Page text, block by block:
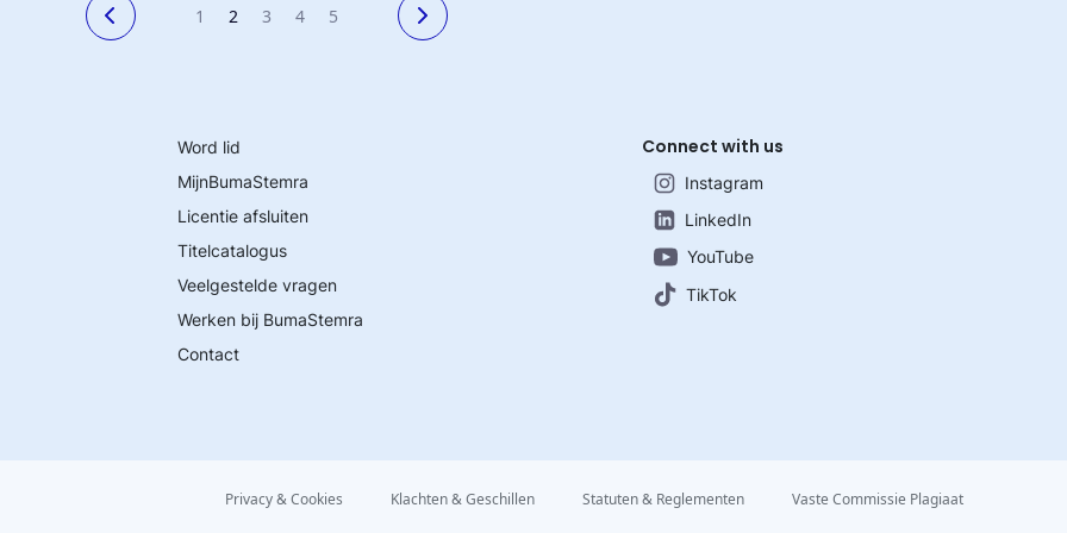
1 2 3 4 5
Word lid
MijnBumaStemra
Licentie afsluiten
Titelcatalogus
Veelgestelde vragen
Werken bij BumaStemra
Contact
Connect with us
Instagram
LinkedIn
YouTube
TikTok
Privacy & Cookies Klachten & Geschillen Statuten & Reglementen Vaste Commissie Plagiaat